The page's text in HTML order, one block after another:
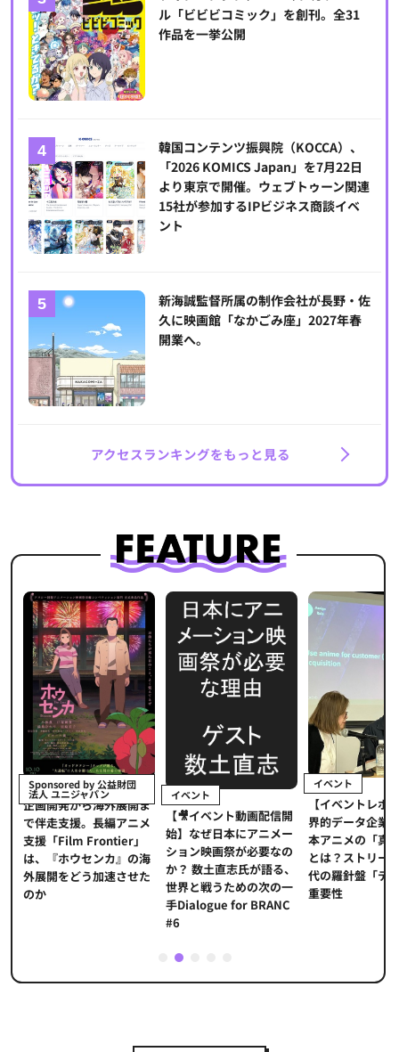
ル「ビビビコミック」を創刊。全31
作品を一挙公開
韓国コンテンツ振興院（KOCCA）、
「2026 KOMICS Japan」を7月22日
より東京で開催。ウェブトゥーン関連
15社が参加するIPビジネス商談イベ
ント
新海誠監督所属の制作会社が長野・佐
久に映画館「なかごみ座」2027年春
開業へ。
アクセスランキングをもっと見る
Sponsored by 公益財団
法人 ユニジャパン
企画開発から海外展開ま
で伴走支援。長編アニメ
支援「Film Frontier」
は、『ホウセンカ』の海
外展開をどう加速させた
のか
イベント
【🎥イベント動画配信開
始】なぜ日本にアニメー
ション映画祭が必要なの
か？ 数土直志氏が語る、
世界と戦うための次の一
手Dialogue for BRANC
#6
イベント
【イベントレポ
界的データ企業
本アニメの「真
とは？ストリー
代の羅針盤「デ
重要性
2